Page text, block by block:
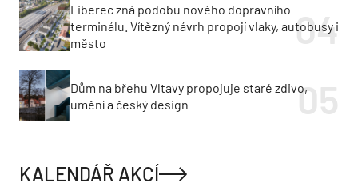
Liberec zná podobu nového dopravního
terminálu. Vítězný návrh propojí vlaky, autobusy i
město
Dům na břehu Vltavy propojuje staré zdivo,
umění a český design
KALENDÁŘ AKCÍ